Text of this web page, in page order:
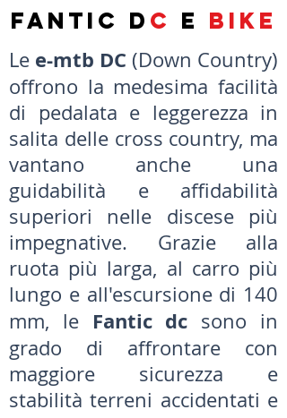
FANTIC D C E BIKE
Le e-mtb DC (Down Country)
offrono la medesima facilità
di pedalata e leggerezza in
salita delle cross country, ma
vantano anche una
guidabilità e affidabilità
superiori nelle discese più
impegnative. Grazie alla
ruota più larga, al carro più
lungo e all'escursione di 140
mm, le Fantic dc sono in
grado di affrontare con
maggiore sicurezza e
stabilità terreni accidentati e